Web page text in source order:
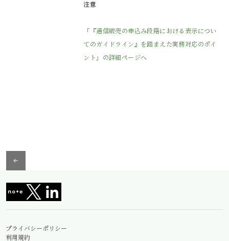
注意
「『通信販売の申込み段階における表示につい
てのガイドライン』を踏まえた実務対応のポイ
ント」の詳細ページへ
プライバシーポリシー
利用規約